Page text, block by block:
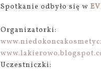
Spotkanie odbyło się w
Organizatorki:
Uczestniczki: